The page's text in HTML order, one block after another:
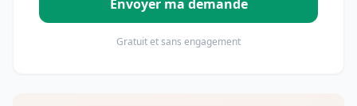
Envoyer ma demande
Gratuit et sans engagement